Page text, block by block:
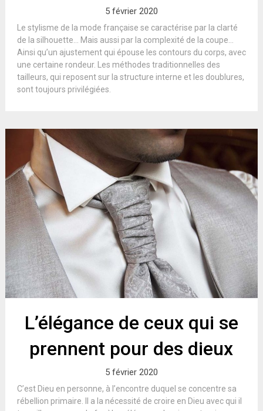
5 février 2020
Le stylisme de la mode française se caractérise par la clarté
de la silhouette… Mais aussi par la complexité de la coupe…
Ainsi qu’un ajustement qui épouse les contours du corps, avec
une certaine rondeur. Les méthodes traditionnelles des
tailleurs, qui reposent sur la structure interne et les doublures,
sont toujours privilégiées.
L’élégance de ceux qui se
prennent pour des dieux
5 février 2020
C’est Dieu en personne, à l’encontre duquel se concentre sa
rébellion primaire. Il a la nécessité de croire en Dieu avec qui il